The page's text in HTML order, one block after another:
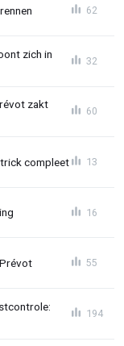
62
zich in
32
zakt
60
compleet 13
16
55
194